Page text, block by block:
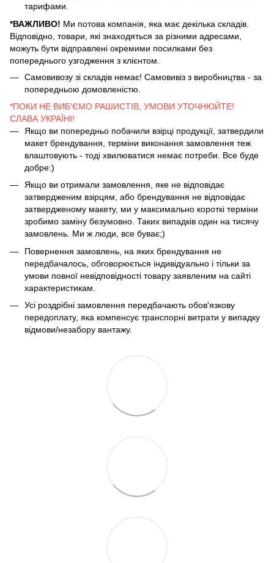
тарифами.
*ВАЖЛИВО! Ми потова компанія, яка має декілька складів.
Відповідно, товари, які знаходяться за різними адресами,
можуть бути відправлені окремими посилками без
попереднього узгодження з клієнтом.
Самовивозу зі складів немає! Самовивіз з виробництва - за
попередньою домовленістю.
*ПОКИ НЕ ВИБ'ЄМО РАШИСТІВ, УМОВИ УТОЧНЮЙТЕ!
СЛАВА УКРАЇНІ!
Якщо ви попередньо побачили взірці продукції, затвердили
макет брендування, терміни виконання замовлення теж
влаштовують - тоді хвилюватися немає потреби. Все буде
добре:)
Якщо ви отримали замовлення, яке не відповідає
затвердженим взірцям, або брендування не відповідає
затвердженому макету, ми у максимально короткі терміни
зробимо заміну безумовно. Таких випадків один на тисячу
замовлень. Ми ж люди, все буває;)
Повернення замовлень, на яких брендування не
передбачалось, обговорюється індивідуально і тільки за
умови повної невідповідності товару заявленим на сайті
характеристикам.
Усі роздрібні замовлення передбачають обов'язкову
передоплату, яка компенсує транспорні витрати у випадку
відмови/незабору вантажу.